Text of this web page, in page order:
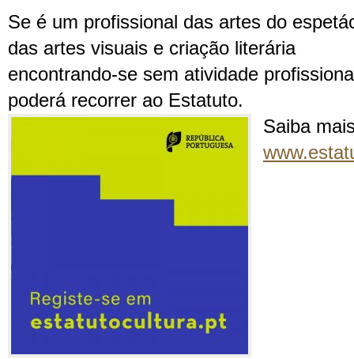
Se é um profissional das artes do
das artes visuais e criação literária
encontrando-se sem atividade
poderá recorrer ao Estatuto.
Saiba